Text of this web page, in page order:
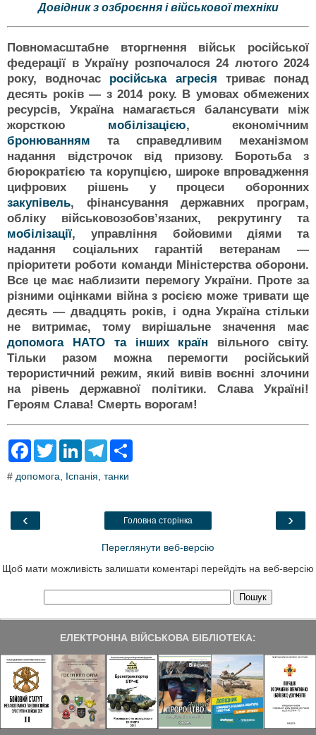
Довідник з озброєння і військової техніки
Повномасштабне вторгнення військ російської
федерації в Україну розпочалося 24 лютого 2024
року, водночас російська агресія триває понад
десять років — з 2014 року. В умовах обмежених
ресурсів, Україна намагається балансувати між
жорсткою мобілізацією, економічним
бронюванням та справедливим механізмом
надання відстрочок від призову. Боротьба з
бюрократією та корупцією, широке впровадження
цифрових рішень у процеси оборонних
закупівель, фінансування державних програм,
обліку військовозобовʼязаних, рекрутингу та
мобілізації, управління бойовими діями та
надання соціальних гарантій ветеранам —
пріоритети роботи команди Міністерства оборони.
Все це має наблизити перемогу України. Проте за
різними оцінками війна з росією може тривати ще
десять — двадцять років, і одна Україна стільки
не витримає, тому вирішальне значення має
допомога НАТО та інших країн вільного світу.
Тільки разом можна перемогти російський
терористичний режим, який вивів воєнні злочини
на рівень державної політики. Слава Україні!
Героям Слава! Смерть ворогам!
F
e
o
T
t
L
k
T
e
a
# допомога, Іспанія, танки
‹ ›
Головна сторінка
Переглянути веб-версію
Щоб мати можливість залишати коментарі перейдіть на веб-версію
ЕЛЕКТРОННА ВІЙСЬКОВА БІБЛІОТЕКА: